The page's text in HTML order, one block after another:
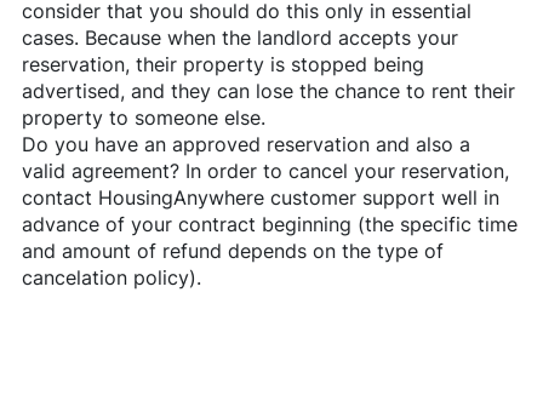
consider that you should do this only in essential
cases. Because when the landlord accepts your
reservation, their property is stopped being
advertised, and they can lose the chance to rent their
property to someone else.
Do you have an approved reservation and also a
valid agreement? In order to cancel your reservation,
contact HousingAnywherecustomer support well in
advance of your contract beginning (the specific time
and amount of refund depends on the type of
cancelation policy).